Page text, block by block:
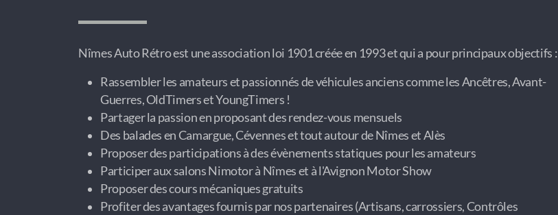
Nîmes Auto Rétro est une association loi 1901 créée en 1993 et qui a pour principaux objectifs :
Rassembler les amateurs et passionnés de véhicules anciens comme les Ancêtres, Avant-
Guerres, OldTimers et YoungTimers !
Partager la passion en proposant des rendez-vous mensuels
Des balades en Camargue, Cévennes et tout autour de Nîmes et Alès
Proposer des participations à des évènements statiques pour les amateurs
Participer aux salons Nimotor à Nîmes et à l'Avignon Motor Show
Proposer des cours mécaniques gratuits
Profiter des avantages fournis par nos partenaires (Artisans, carrossiers, Contrôles